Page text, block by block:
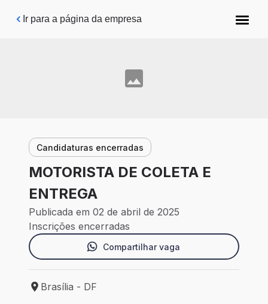
Pular para o conteúdo principal
Ir para a página da empresa
Candidaturas encerradas
MOTORISTA DE COLETA E
ENTREGA
Publicada em 02 de abril de 2025
Inscrições encerradas
Compartilhar vaga
Local de trabalho: Brasília - DF
Brasília - DF